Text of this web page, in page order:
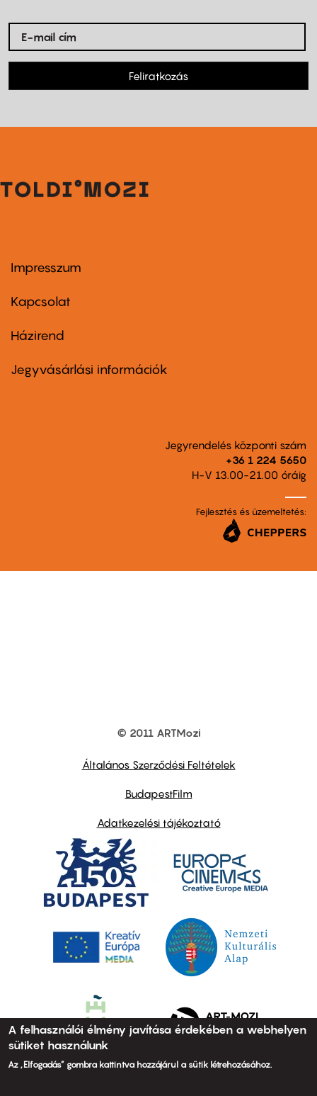
Feliratkozás
Footer
first
Impresszum
Kapcsolat
Footer
second
Házirend
Jegyvásárlási információk
Jegyrendelés központi szám
+36 1 224 5650
H-V 13.00-21.00 óráig
Fejlesztés és üzemeltetés:
© 2011 ARTMozi
Általános Szerződési Feltételek
BudapestFilm
Adatkezelési tájékoztató
A felhasználói élmény javítása érdekében a webhelyen
sütiket használunk
Az „Elfogadás” gombra kattintva hozzájárul a sütik létrehozásához.